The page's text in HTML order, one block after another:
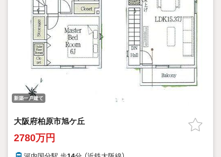
新築一戸建て
大阪府柏原市旭ケ丘
2780万円